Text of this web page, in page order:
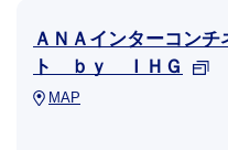
ＡＮＡインターコン
ト ｂｙ ＩＨＧ
MAP